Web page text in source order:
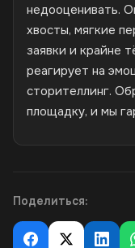
недооценивать.
хвосты, мягкие
заявки и крайне
реагирует на
сторителлинг.
площадку, и мы
Поделиться: